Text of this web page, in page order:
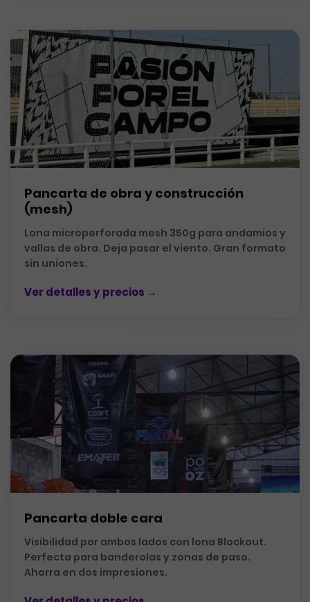
Pancarta de obra y construcción
(mesh)
Lona microperforada mesh 350g para andamios y
vallas de obra. Deja pasar el viento. Gran formato
sin uniones.
Ver detalles y precios →
Pancarta doble cara
Visibilidad por ambos lados con lona Blockout.
Perfecta para banderolas y zonas de paso.
Ahorra en dos impresiones.